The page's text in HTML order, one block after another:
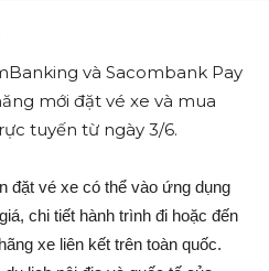
và Sacombank Pay
mới đặt vé xe và mua
tuyến từ ngày 3/6.
đặt vé xe có thể vào ứng dụng
chi tiết hành trình đi hoặc đến
xe liên kết trên toàn quốc.